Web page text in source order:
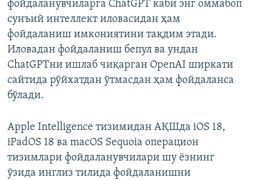
фойдаланувчиларга ChatGPT каби энг оммабоп
сунъий интеллект иловасидан ҳам
фойдаланиш имкониятини тақдим этади.
Иловадан фойдаланиш бепул ва ундан
ChatGPTни ишлаб чиқарган OpenAI ширкати
сайтида рўйхатдан ўтмасдан ҳам фойдаланса
бўлади.
Apple Intelligence тизимидан АҚШда iOS 18,
iPadOS 18 ва macOS Sequoia операцион
тизимлари фойдаланувчилари шу ёзнинг
ўзида инглиз тилида фойдаланишни